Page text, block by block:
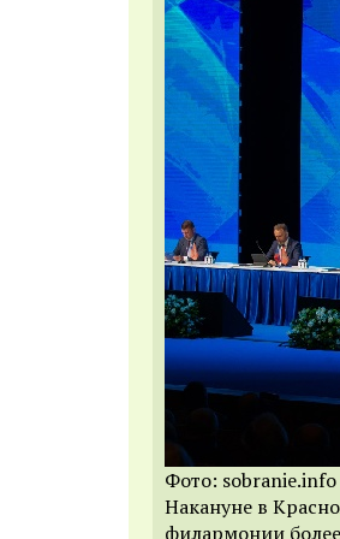
Фото: sobranie.info
Накануне в
филармонии